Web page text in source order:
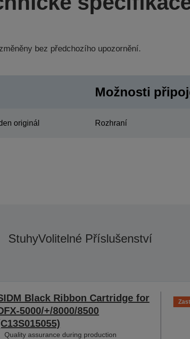
bez předchozího upozornění.
originál
Možnosti
Rozhraní
StuhyVolitelné Příslušenství
Black Ribbon Cartridge for
5000/+/8000/8500
Quality assurance during production